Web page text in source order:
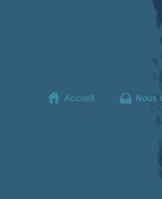
Accueil Nous